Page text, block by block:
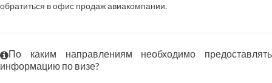
обратиться в офис продаж авиакомпании.
По каким направлениям необходимо предоставлять
информацию по визе?